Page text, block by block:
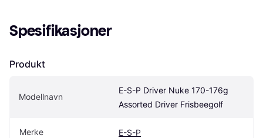
Spesifikasjoner
Produkt
Modellnavn
E-S-P Driver Nuke 170-176g
Assorted Driver Frisbeegolf
Merke E-S-P